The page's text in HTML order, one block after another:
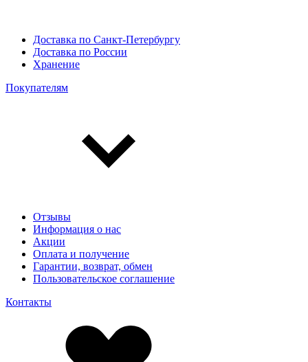
Доставка по Санкт-Петербургу
Доставка по России
Хранение
Покупателям
Отзывы
Информация о нас
Акции
Оплата и получение
Гарантии, возврат, обмен
Пользовательское соглашение
Контакты